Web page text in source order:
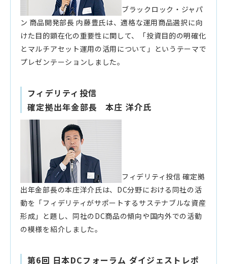
ブラックロック・ジャパ
ン 商品開発部長 内藤豊氏は、適格な運用商品選択に向
けた目的顕在化の重要性に関して、「投資目的の明確化
とマルチアセット運用の活用について」というテーマで
プレゼンテーションしました。
フィデリティ投信
確定拠出年金部長 本庄 洋介氏
フィデリティ投信 確定拠
出年金部長の本庄洋介氏は、DC分野における同社の活
動を「フィデリティがサポートするサステナブルな資産
形成」と題し、同社のDC商品の傾向や国内外での活動
の模様を紹介しました。
第6回 日本DCフォーラム ダイジェストレポ